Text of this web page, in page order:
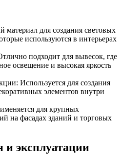
для создания световых
используются в интерьерах
подходит для вывесок, где
освещение и высокая яркость
Используется для создания
элементов внутри
для крупных
на фасадах зданий и торговых
и эксплуатации